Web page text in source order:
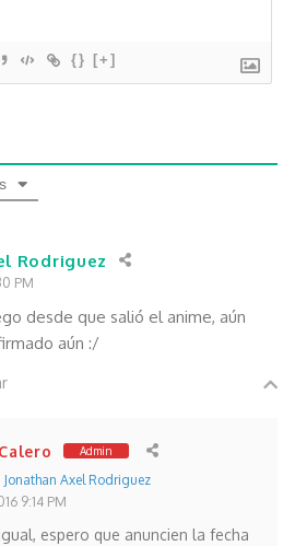
{} [+]
Rodriguez
PM
desde que salió el anime, aún
aún :/
Admin
Jonathan Axel Rodriguez
9:14 PM
espero que anuncien la fecha